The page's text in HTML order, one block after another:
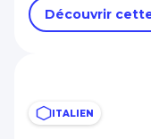
Découvrir
ITALIEN